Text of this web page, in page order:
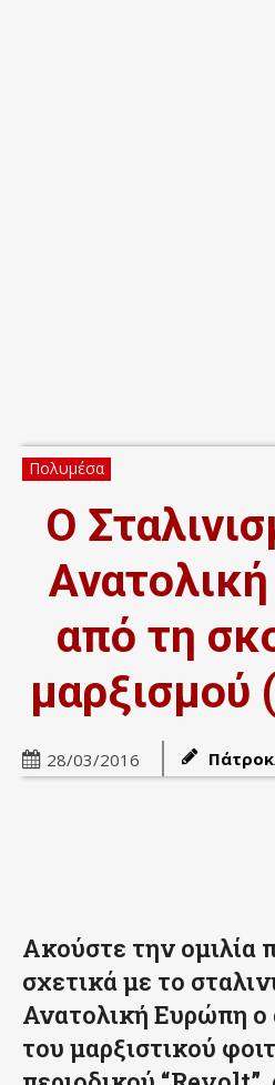
Πολυμέσα
Ο
από τη
μαρξισμού
28/03/2016
Ακούστε την
σχετικά με το
Ανατολική Ευρώπη ο
του μαρξιστικού